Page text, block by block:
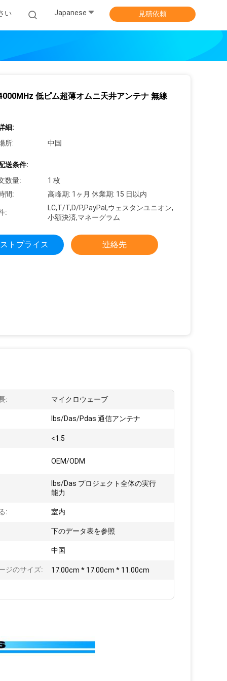
い Japanese 見積依頼
低ピム超薄オムニ天井アンテナ 無線
細:
所:
中国
送条件:
数量:
1 枚
間:
高峰期: 1ヶ月 休業期: 15 日以内
:
LC,T/T,D/P,PayPal,ウェスタンユニオン,
小額決済,マネーグラム
トプライス 連絡先
: マイクロウェーブ
Ibs/Das/Pdas 通信アンテナ
<1.5
OEM/ODM
Ibs/Das プロジェクト全体の実行
能力
: 室内
下のデータ表を参照
中国
ジのサイズ: 17.00cm * 17.00cm * 11.00cm